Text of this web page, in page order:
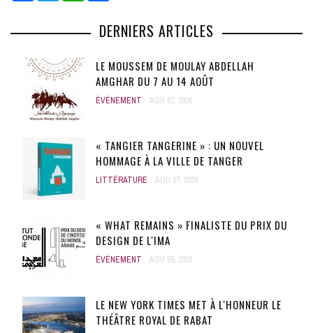
DERNIERS ARTICLES
LE MOUSSEM DE MOULAY ABDELLAH
AMGHAR DU 7 AU 14 AOÛT
ÉVÈNEMENT AOÛ 07, 2026
« TANGIER TANGERINE » : UN NOUVEL
HOMMAGE À LA VILLE DE TANGER
LITTÉRATURE AOÛ 07, 2026
« WHAT REMAINS » FINALISTE DU PRIX DU
DESIGN DE L'IMA
ÉVÈNEMENT AOÛ 05, 2026
LE NEW YORK TIMES MET À L'HONNEUR LE
THÉÂTRE ROYAL DE RABAT